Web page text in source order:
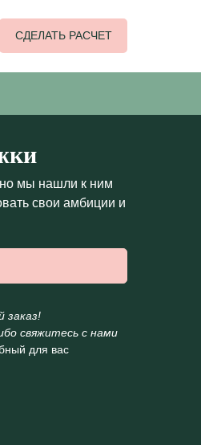
СДЕЛАТЬ РАСЧЕТ
мы нашли к ним
свои амбиции и
заказ!
свяжитесь с нами
для вас